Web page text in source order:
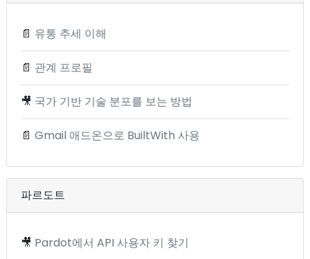
📄 유통 추세 이해
📄 관계 프로필
🎥 국가 기반 기술 분포를 보는 방법
📄 Gmail 애드온으로 BuiltWith 사용
파르도트
🎥 Pardot에서 API 사용자 키 찾기